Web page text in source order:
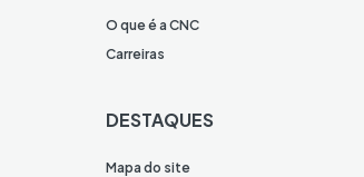
O que é a CNC
Carreiras
DESTAQUES
Mapa do site